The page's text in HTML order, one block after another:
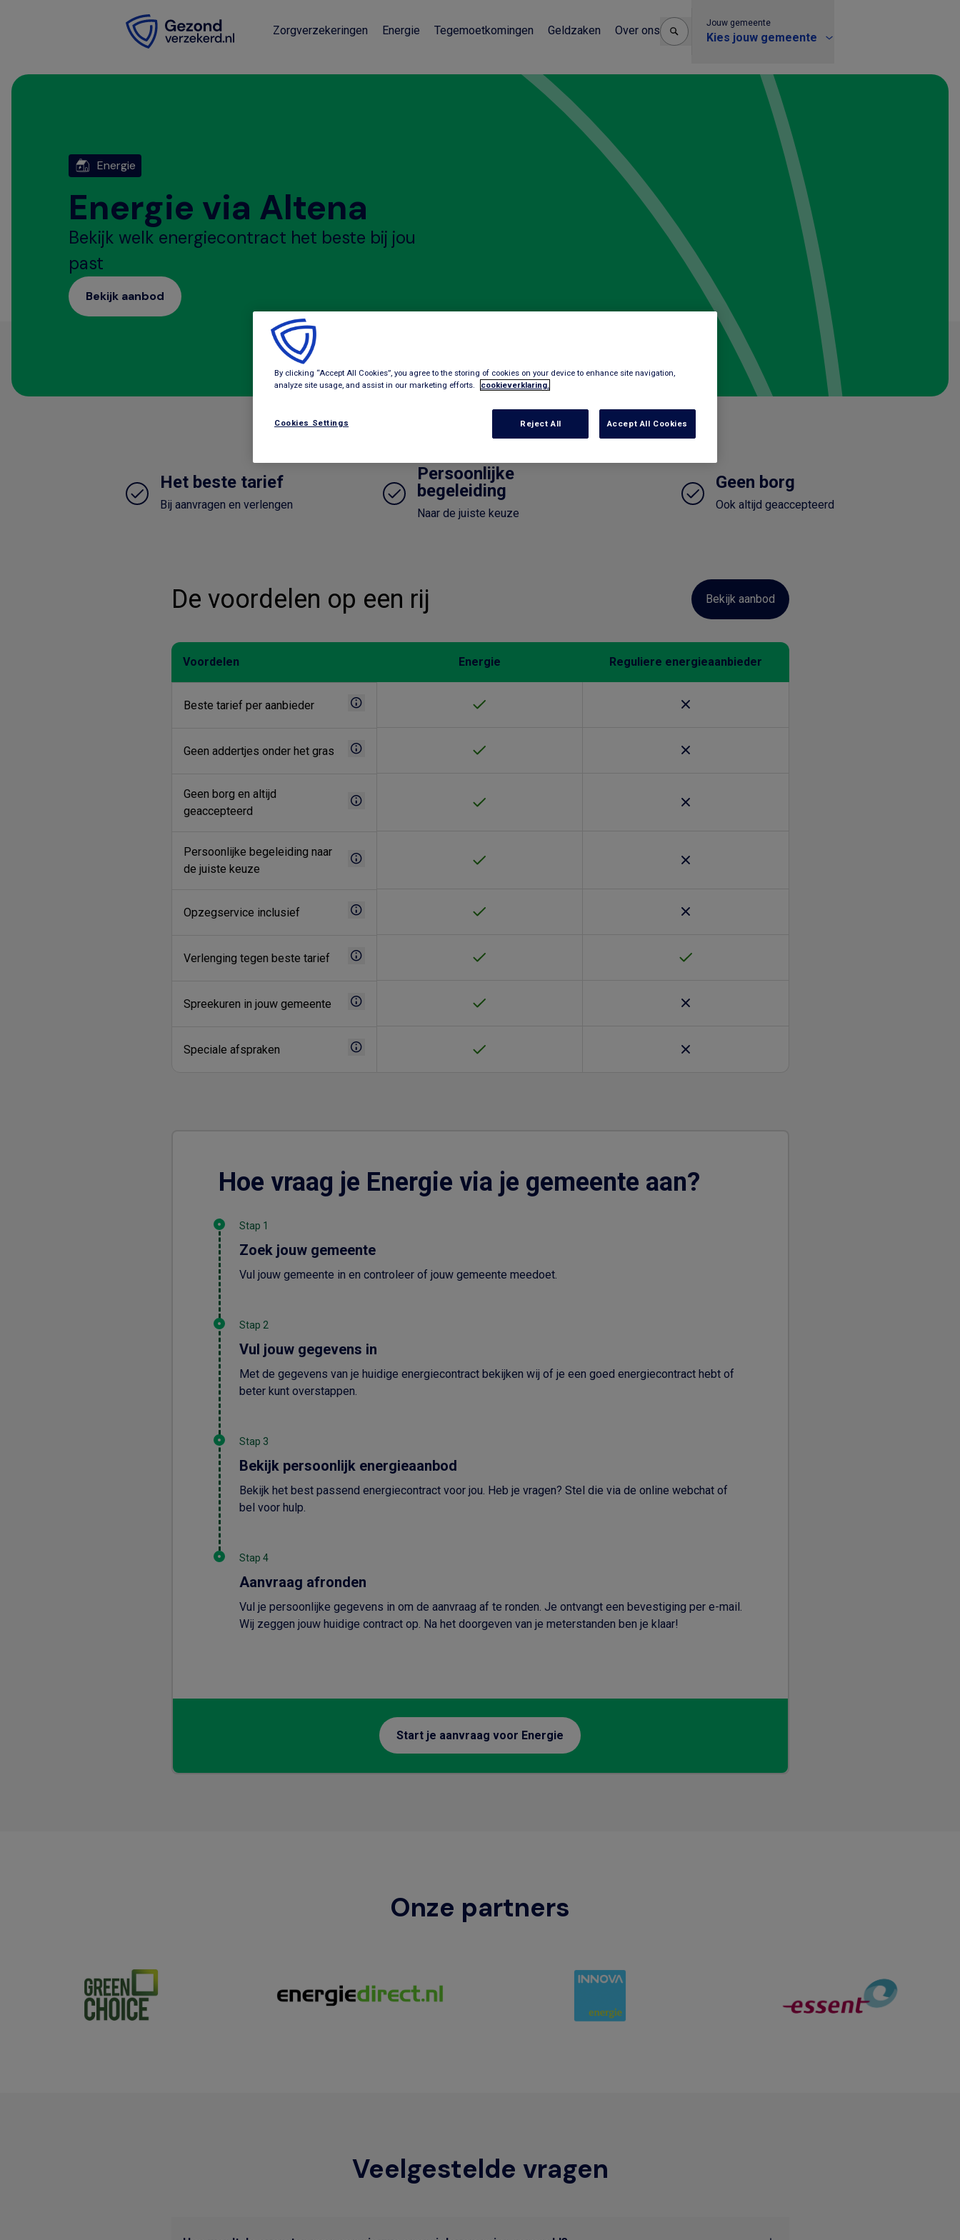
Zorgverzekeringen Energie Tegemoetkomingen Geldzaken Over ons
Jouw gemeente
Kies jouw gemeente
Energie
Energie via Altena
Bekijk welk energiecontract het beste bij jou
past
Bekijk aanbod
Het beste tarief
Bij aanvragen en verlengen
Persoonlijke
begeleiding
Naar de juiste keuze
Geen borg
Ook altijd geaccepteerd
De voordelen op een rij Bekijk aanbod
Voordelen Energie Reguliere energieaanbieder
Beste tarief per aanbieder
Geen addertjes onder het gras
Geen borg en altijd
geaccepteerd
Persoonlijke begeleiding naar
de juiste keuze
Opzegservice inclusief
Verlenging tegen beste tarief
Spreekuren in jouw gemeente
Speciale afspraken
Hoe vraag je Energie via je gemeente aan?
Stap 1
Zoek jouw gemeente
Vul jouw gemeente in en controleer of jouw gemeente meedoet.
Stap 2
Vul jouw gegevens in
Met de gegevens van je huidige energiecontract bekijken wij of je een goed energiecontract hebt of
beter kunt overstappen.
Stap 3
Bekijk persoonlijk energieaanbod
Bekijk het best passend energiecontract voor jou. Heb je vragen? Stel die via de online webchat of
bel voor hulp.
Stap 4
Aanvraag afronden
Vul je persoonlijke gegevens in om de aanvraag af te ronden. Je ontvangt een bevestiging per e-mail.
Wij zeggen jouw huidige contract op. Na het doorgeven van je meterstanden ben je klaar!
Start je aanvraag voor Energie
Onze partners
Veelgestelde vragen
By clicking “Accept All Cookies”, you agree to the storing of cookies on your device to enhance site navigation,
analyze site usage, and assist in our marketing efforts.
cookieverklaring.
Reject All Accept All Cookies
Cookies Settings